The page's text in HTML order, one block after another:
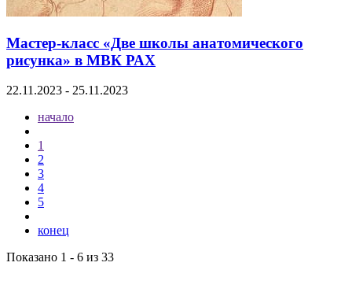
Мастер-класс «Две школы анатомического
рисунка» в МВК РАХ
22.11.2023 - 25.11.2023
начало
1
2
3
4
5
конец
Показано 1 - 6 из 33